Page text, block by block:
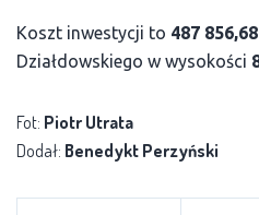
Koszt inwestycji to 487
Działdowskiego w wysokości
Fot: Piotr Utrata
Dodał: Benedykt Perzyński